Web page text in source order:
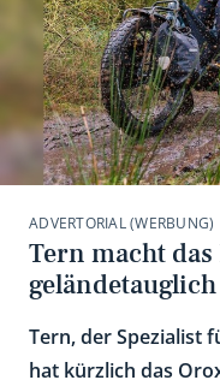
ADVERTORIAL (WERBUNG)
Tern macht
geländetauglich
Tern, der Spezialist
hat kürzlich das